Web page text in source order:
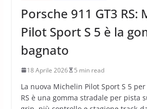
Porsche 911 GT3 RS:
Pilot Sport S 5 è la
bagnato
18 Aprile 2026 5 min read
La nuova Michelin Pilot Sport S 5 per
RS è una gomma stradale per pista